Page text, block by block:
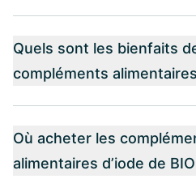
Quels sont les bienfaits
compléments alimentaires
Où acheter les
alimentaires d’iode de